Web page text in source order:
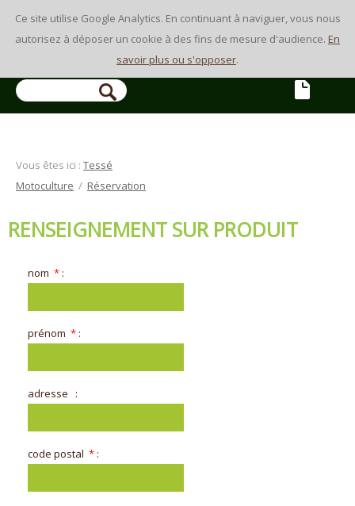
Ce site utilise Google Analytics. En continuant à naviguer, vous nous
autorisez à déposer un cookie à des fins de mesure d'audience. En
savoir plus ou s'opposer.
Vous êtes ici : Tessé
Motoculture / Réservation
RENSEIGNEMENT SUR PRODUIT
* :
* :
:
* :